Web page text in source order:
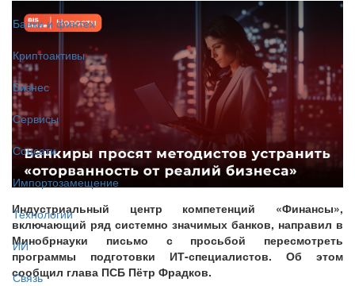
Банки и финтех
Криптоактивы
Бизнес
Сервисы
Соцсети
Импортозамещение
Технологии
ИИ
Связь
Индустриальный центр компетенций «Финансы»,
включающий ряд системно значимых банков, направил в
Минобрнауки письмо с просьбой пересмотреть
программы подготовки ИТ-специалистов. Об этом
сообщил глава ПСБ Пётр Фрадков.